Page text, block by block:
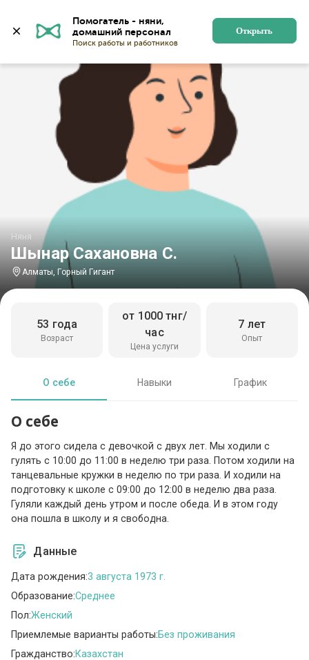
Помогатель - няни,
Поиск работы и работников
Открыть
Шынар Сахановна С.
Няня
Алматы, Горный Гигант
Возраст
53 года
Цена услуги
от 1000 тнг/
час
Опыт
7 лет
О себе Навыки График
О себе
Я до этого сидела с девочкой с двух лет. Мы ходили с
гулять с 10:00 до 11:00 в неделю три раза. Потом ходили на
танцевальные кружки в неделю по три раза. И ходили на
подготовку к школе с 09:00 до 12:00 в неделю два раза.
Гуляли каждый день утром и после обеда. И в этом году
она пошла в школу и я свободна.
Данные
Дата рождения:3 августа 1973 г.
Образование:Среднее
Пол:Женский
Приемлемые варианты работы:Без проживания
Гражданство:Казахстан